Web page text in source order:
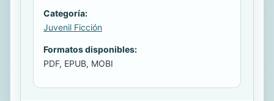
Categoría:
Juvenil Ficción
Formatos disponibles:
PDF, EPUB, MOBI